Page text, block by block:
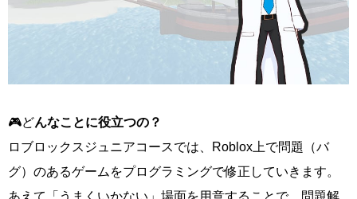
🎮どんなことに役立つの？
ロブロックスジュニアコースでは、Roblox上で問題（バ
グ）のあるゲームをプログラミングで修正していきます。
あえて「うまくいかない」場面を用意することで、問題解